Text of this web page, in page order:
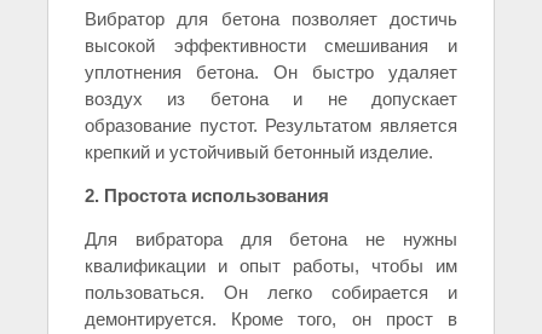
Вибратор для бетона позволяет достичь
высокой эффективности смешивания и
уплотнения бетона. Он быстро удаляет
воздух из бетона и не допускает
образование пустот. Результатом является
крепкий и устойчивый бетонный изделие.
2. Простота использования
Для вибратора для бетона не нужны
квалификации и опыт работы, чтобы им
пользоваться. Он легко собирается и
демонтируется. Кроме того, он прост в